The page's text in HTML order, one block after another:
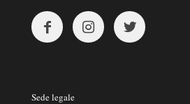
Sede legale